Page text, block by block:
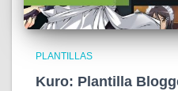
PLANTILLAS
Kuro: Plantilla